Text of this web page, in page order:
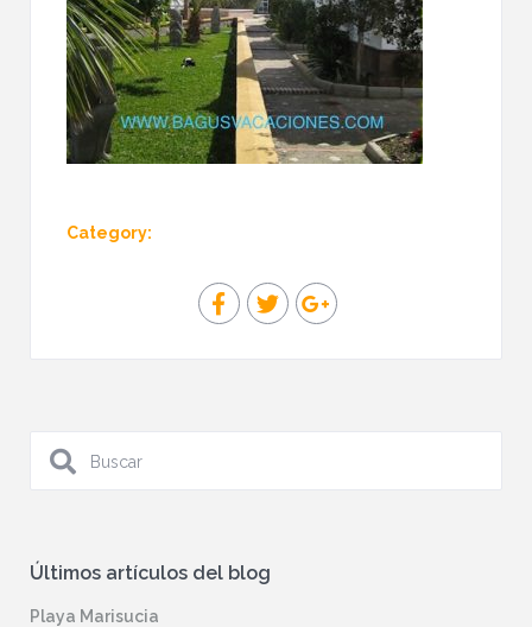
Category:
Últimos artículos del blog
Playa Marisucia